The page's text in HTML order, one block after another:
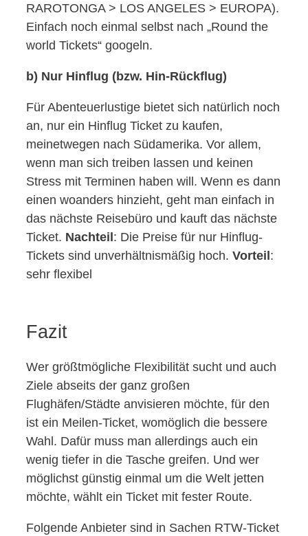
RAROTONGA > LOS ANGELES > EUROPA).
Einfach noch einmal selbst nach „Round the
world Tickets“ googeln.
b) Nur Hinflug (bzw. Hin-Rückflug)
Für Abenteuerlustige bietet sich natürlich noch
an, nur ein Hinflug Ticket zu kaufen,
meinetwegen nach Südamerika. Vor allem,
wenn man sich treiben lassen und keinen
Stress mit Terminen haben will. Wenn es dann
einen woanders hinzieht, geht man einfach in
das nächste Reisebüro und kauft das nächste
Ticket. Nachteil : Die Preise für nur Hinflug-
Tickets sind unverhältnismäßig hoch. Vorteil :
sehr flexibel
Fazit
Wer größtmögliche Flexibilität sucht und auch
Ziele abseits der ganz großen
Flughäfen/Städte anvisieren möchte, für den
ist ein Meilen-Ticket, womöglich die bessere
Wahl. Dafür muss man allerdings auch ein
wenig tiefer in die Tasche greifen. Und wer
möglichst günstig einmal um die Welt jetten
möchte, wählt ein Ticket mit fester Route.
Folgende Anbieter sind in Sachen RTW-Ticket